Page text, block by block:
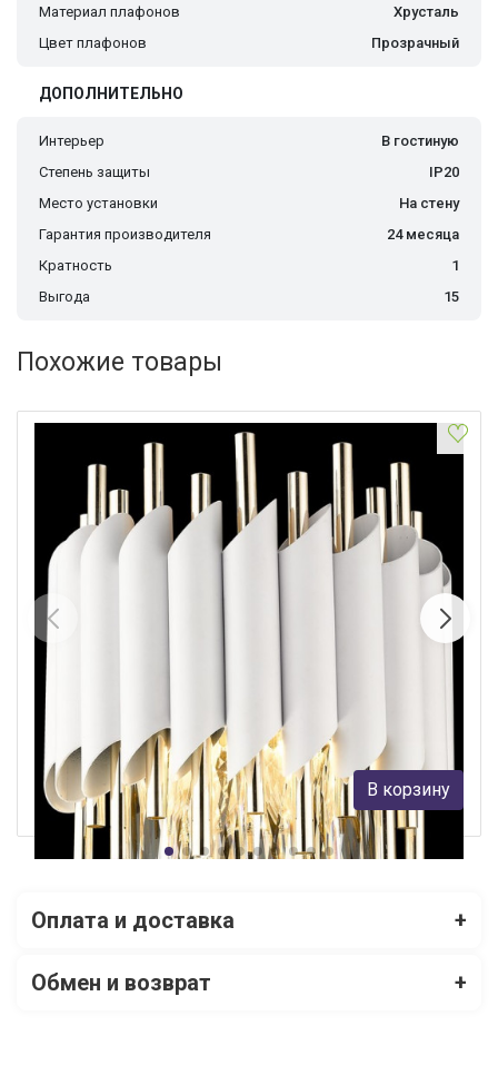
Материал плафонов
Хрусталь
Цвет плафонов
Прозрачный
ДОПОЛНИТЕЛЬНО
Интерьер
В гостиную
Степень защиты
IP20
Место установки
На стену
Гарантия производителя
24 месяца
Кратность
1
Выгода
15
Похожие товары
18 057 руб.
В наличии Более 10
В корзину
Оплата и доставка +
Обмен и возврат +